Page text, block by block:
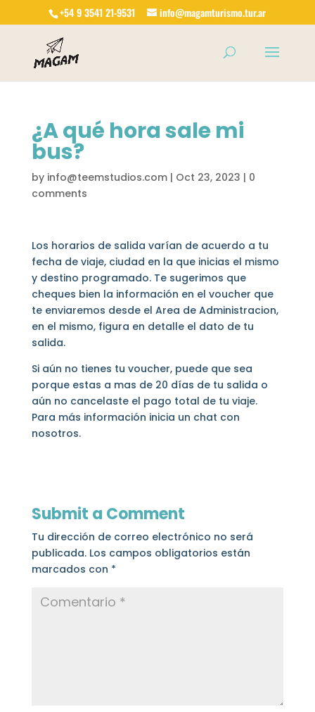
+54 9 3541 21-9531
info@magamturismo.tur.ar
¿A qué hora sale mi
bus?
by info@teemstudios.com| Oct 23, 2023 | 0
comments
Los horarios de salida varían de acuerdo a tu
fecha de viaje, ciudad en la que inicias el mismo
y destino programado. Te sugerimos que
cheques bien la información en el voucher que
te enviaremos desde el Area de Administracion,
en el mismo, figura en detalle el dato de tu
salida.
Si aún no tienes tu voucher, puede que sea
porque estas a mas de 20 días de tu salida o
aún no cancelaste el pago total de tu viaje.
Para más información inicia un chat con
nosotros.
Submit a Comment
Tu dirección de correo electrónico no será
publicada. Los campos obligatorios están
marcados con *